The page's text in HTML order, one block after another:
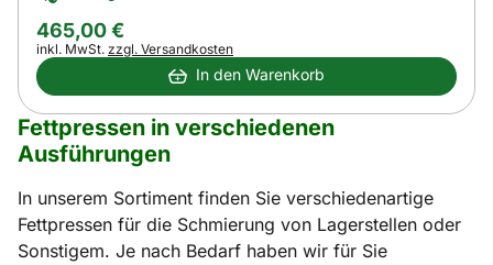
465,00€
Steuerhinweis:
inkl. MwSt. zzgl. Versandkosten
In den Warenkorb
Fettpressen in verschiedenen
Ausführungen
In unserem Sortiment finden Sie verschiedenartige
Fettpressen für die Schmierung von Lagerstellen oder
Sonstigem. Je nach Bedarf haben wir für Sie